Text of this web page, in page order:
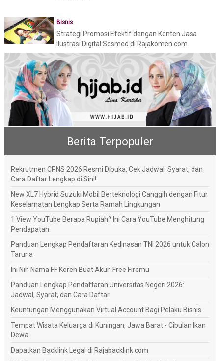
Bisnis
Strategi Promosi Efektif dengan Konten Jasa
Ilustrasi Digital Sosmed di Rajakomen.com
Berita Terpopuler
Rekrutmen CPNS 2026 Resmi Dibuka: Cek Jadwal, Syarat, dan
Cara Daftar Lengkap di Sini!
New XL7 Hybrid Suzuki Mobil Berteknologi Canggih dengan Fitur
Keselamatan Lengkap Serta Ramah Lingkungan
1 View YouTube Berapa Rupiah? Ini Cara YouTube Menghitung
Pendapatan
Panduan Lengkap Pendaftaran Kedinasan TNI 2026 untuk Calon
Taruna
Ini Nih Nama FF Keren Buat Akun Free Firemu
Panduan Lengkap Pendaftaran Universitas Negeri 2026:
Jadwal, Syarat, dan Cara Daftar
Keuntungan Menggunakan Virtual Account Bagi Pelaku Bisnis
Tempat Wisata Keluarga di Kuningan, Jawa Barat - Cibulan Ikan
Dewa
Dapatkan Backlink Legal di Rajabacklink.com